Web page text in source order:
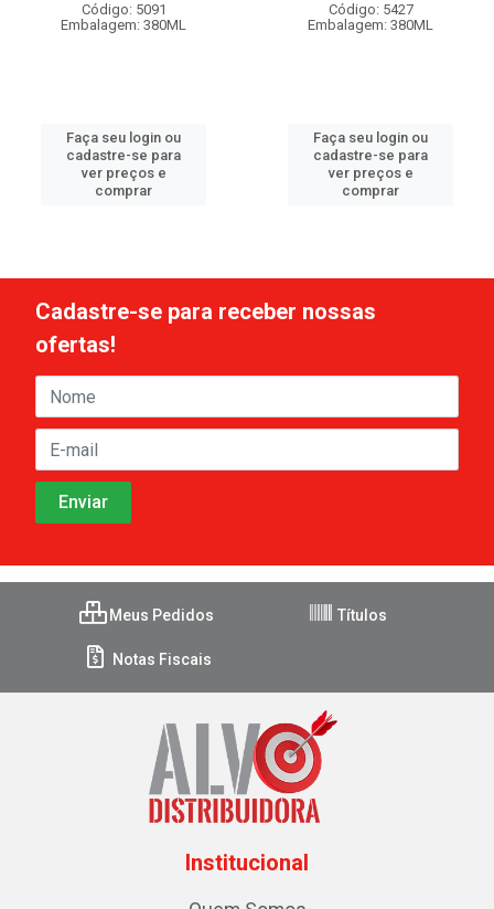
Código: 5091
Embalagem: 380ML
Faça seu login ou
cadastre-se para
ver preços e
comprar
Código: 5427
Embalagem: 380ML
Faça seu login ou
cadastre-se para
ver preços e
comprar
Cadastre-se para receber nossas
ofertas!
Meus Pedidos Títulos
Notas Fiscais
Institucional